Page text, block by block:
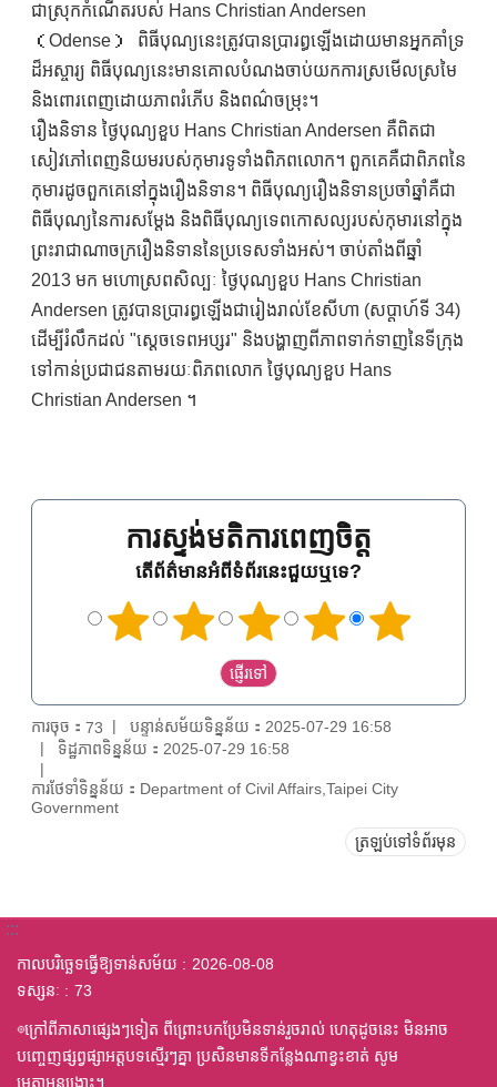
ជាស្រុកកំណើតរបស់ Hans Christian Andersen
（Odense） ពិធីបុណ្យនេះត្រូវបានប្រារព្ធឡើងដោយមានអ្នកគាំទ្រ
ដ៏អស្ចារ្យ ពិធីបុណ្យនេះមានគោលបំណងចាប់យកការស្រមើលស្រមៃ
និងពោរពេញដោយភាពរំភើប និងពណ៌ចម្រុះ។
រឿងនិទាន ថ្ងៃបុណ្យខួប Hans Christian Andersen គឺពិតជា
សៀវភៅពេញនិយមរបស់កុមារទូទាំងពិភពលោក។ ពួកគេគឺជាពិភពនៃ
កុមារដូចពួកគេនៅក្នុងរឿងនិទាន។ ពិធីបុណ្យរឿងនិទានប្រចាំឆ្នាំគឺជា
ពិធីបុណ្យនៃការសម្តែង និងពិធីបុណ្យទេពកោសល្យរបស់កុមារនៅក្នុង
ព្រះរាជាណាចក្ររឿងនិទាននៃប្រទេសទាំងអស់។ ចាប់តាំងពីឆ្នាំ
2013 មក មហោស្រពសិល្បៈ ថ្ងៃបុណ្យខួប Hans Christian
Andersen ត្រូវបានប្រារព្ធឡើងជារៀងរាល់ខែសីហា (សប្តាហ៍ទី 34)
ដើម្បីរំលឹកដល់ "ស្តេចទេពអប្សរ" និងបង្ហាញពីភាពទាក់ទាញនៃទីក្រុង
ទៅកាន់ប្រជាជនតាមរយៈពិភពលោក ថ្ងៃបុណ្យខួប Hans
Christian Andersen ។
ការស្ទង់មតិការពេញចិត្ត
តើព័ត៌មានអំពីទំព័រនេះជួយឬទេ?
ការចុច： 73
បន្ទាន់សម័យទិន្នន័យ：2025-07-29 16:58
ទិដ្ឋភាពទិន្នន័យ：2025-07-29 16:58
ការថែទាំទិន្នន័យ：Department of Civil Affairs,Taipei City
Government
ត្រឡប់ទៅទំព័រមុន
:::
កាលបរិច្ឆេទធ្វើឱ្យទាន់សម័យ
2026-08-08
ទស្សនៈ
73
◎ក្រៅពីភាសាផ្សេងៗទៀត ពីព្រោះបកប្រែមិនទាន់រួចរាល់ ហេតុដូចនេះ មិនអាច
បញ្ចេញផ្សព្វផ្សាអត្តបទស្មើរៗគ្នា ប្រសិនមានទីកន្លែងណាខ្វះខាត់ សូម
មេតាអនុង្គ្រោះ។